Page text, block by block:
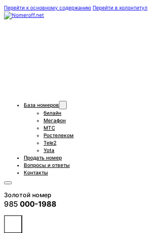
Перейти к основному содержанию Перейти в колонтитул
База номеров
билайн
Мегафон
МТС
Ростелеком
Tele2
Yota
Продать номер
Вопросы и ответы
Контакты
Золотой номер
985 000-1988